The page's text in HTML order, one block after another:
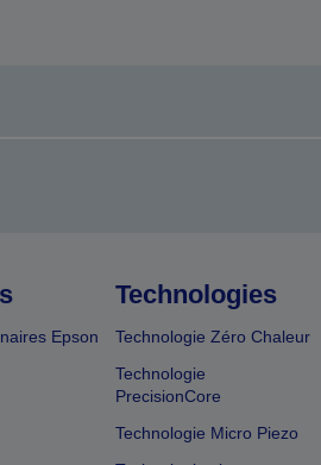
Epson
Technologies
Technologie Zéro Chaleur
Technologie
PrecisionCore
Technologie Micro Piezo